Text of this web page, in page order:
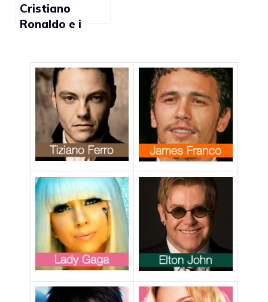
Cristiano
Ronaldo e i
Sudafrica
posano per
Vanity Fair